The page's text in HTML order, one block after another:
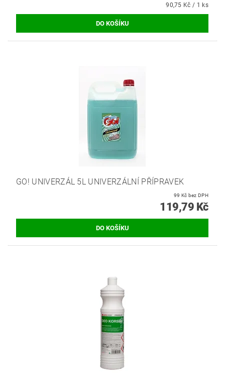
90,75 Kč / 1 ks
GO! UNIVERZÁL 5L UNIVERZÁLNÍ PŘÍPRAVEK
99 Kč bez DPH
119,79 Kč